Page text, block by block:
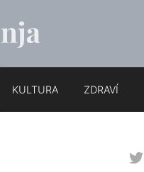
KULTURA ZDRAVÍ